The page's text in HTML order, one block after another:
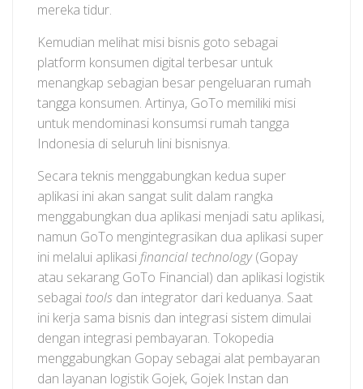
mereka tidur.
Kemudian melihat misi bisnis goto sebagai
platform konsumen digital terbesar untuk
menangkap sebagian besar pengeluaran rumah
tangga konsumen. Artinya, GoTo memiliki misi
untuk mendominasi konsumsi rumah tangga
Indonesia di seluruh lini bisnisnya.
Secara teknis menggabungkan kedua super
aplikasi ini akan sangat sulit dalam rangka
menggabungkan dua aplikasi menjadi satu aplikasi,
namun GoTo mengintegrasikan dua aplikasi super
ini melalui aplikasifinancial technology(Gopay
atau sekarang GoTo Financial) dan aplikasi logistik
sebagai tools dan integrator dari keduanya. Saat
ini kerja sama bisnis dan integrasi sistem dimulai
dengan integrasi pembayaran. Tokopedia
menggabungkan Gopay sebagai alat pembayaran
dan layanan logistik Gojek, Gojek Instan dan